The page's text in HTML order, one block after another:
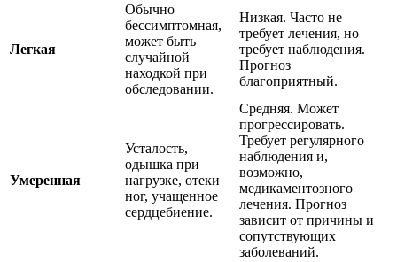
Легкая
Обычно
бессимптомная,
может быть
случайной
находкой при
обследовании.
Низкая. Часто не
требует лечения, но
требует наблюдения.
Прогноз
благоприятный.
Умеренная
Усталость,
одышка при
нагрузке, отеки
ног, учащенное
сердцебиение.
Средняя. Может
прогрессировать.
Требует регулярного
наблюдения и,
возможно,
медикаментозного
лечения. Прогноз
зависит от причины и
сопутствующих
заболеваний.